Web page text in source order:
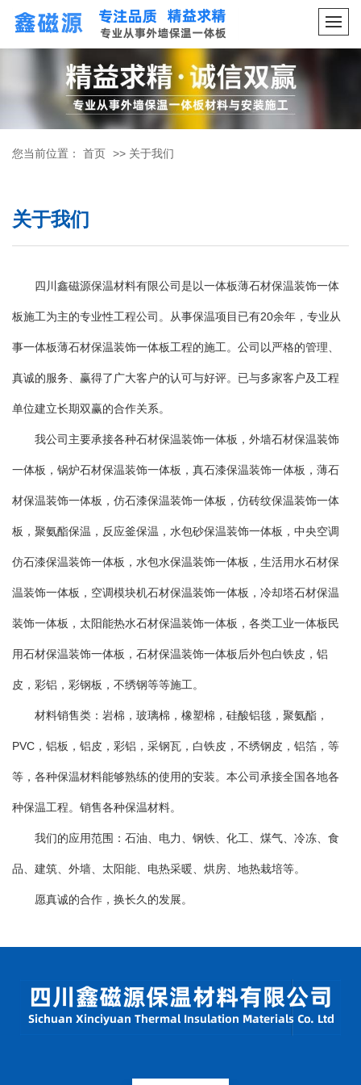
您当前位置： 首页 >> 关于我们
关于我们
四川鑫磁源保温材料有限公司是以一体板薄石材保温装饰一体
板施工为主的专业性工程公司。从事保温项目已有20余年，专业从
事一体板薄石材保温装饰一体板工程的施工。公司以严格的管理、
真诚的服务、赢得了广大客户的认可与好评。已与多家客户及工程
单位建立长期双赢的合作关系。
我公司主要承接各种石材保温装饰一体板，外墙石材保温装饰
一体板，锅炉石材保温装饰一体板，真石漆保温装饰一体板，薄石
材保温装饰一体板，仿石漆保温装饰一体板，仿砖纹保温装饰一体
板，聚氨酯保温，反应釜保温，水包砂保温装饰一体板，中央空调
仿石漆保温装饰一体板，水包水保温装饰一体板，生活用水石材保
温装饰一体板，空调模块机石材保温装饰一体板，冷却塔石材保温
装饰一体板，太阳能热水石材保温装饰一体板，各类工业一体板民
用石材保温装饰一体板，石材保温装饰一体板后外包白铁皮，铝
皮，彩铝，彩钢板，不绣钢等等施工。
材料销售类：岩棉，玻璃棉，橡塑棉，硅酸铝毯，聚氨酯，
PVC，铝板，铝皮，彩铝，采钢瓦，白铁皮，不绣钢皮，铝箔，等
等，各种保温材料能够熟练的使用的安装。本公司承接全国各地各
种保温工程。销售各种保温材料。
我们的应用范围：石油、电力、钢铁、化工、煤气、冷冻、食
品、建筑、外墙、太阳能、电热采暖、烘房、地热栽培等。
愿真诚的合作，换长久的发展。